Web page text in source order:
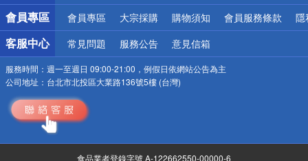
會員專區 會員專區 大宗採購 購物須知 會員服務條款 隱
客服中心 常見問題 服務公告 意見信箱
服務時間： 週一至週日 09:00-21:00，例假日依網站公告為主
公司地址： 台北市北投區大業路136號5樓 (台灣)
食品業者登錄字號 A-122662550-00000-6